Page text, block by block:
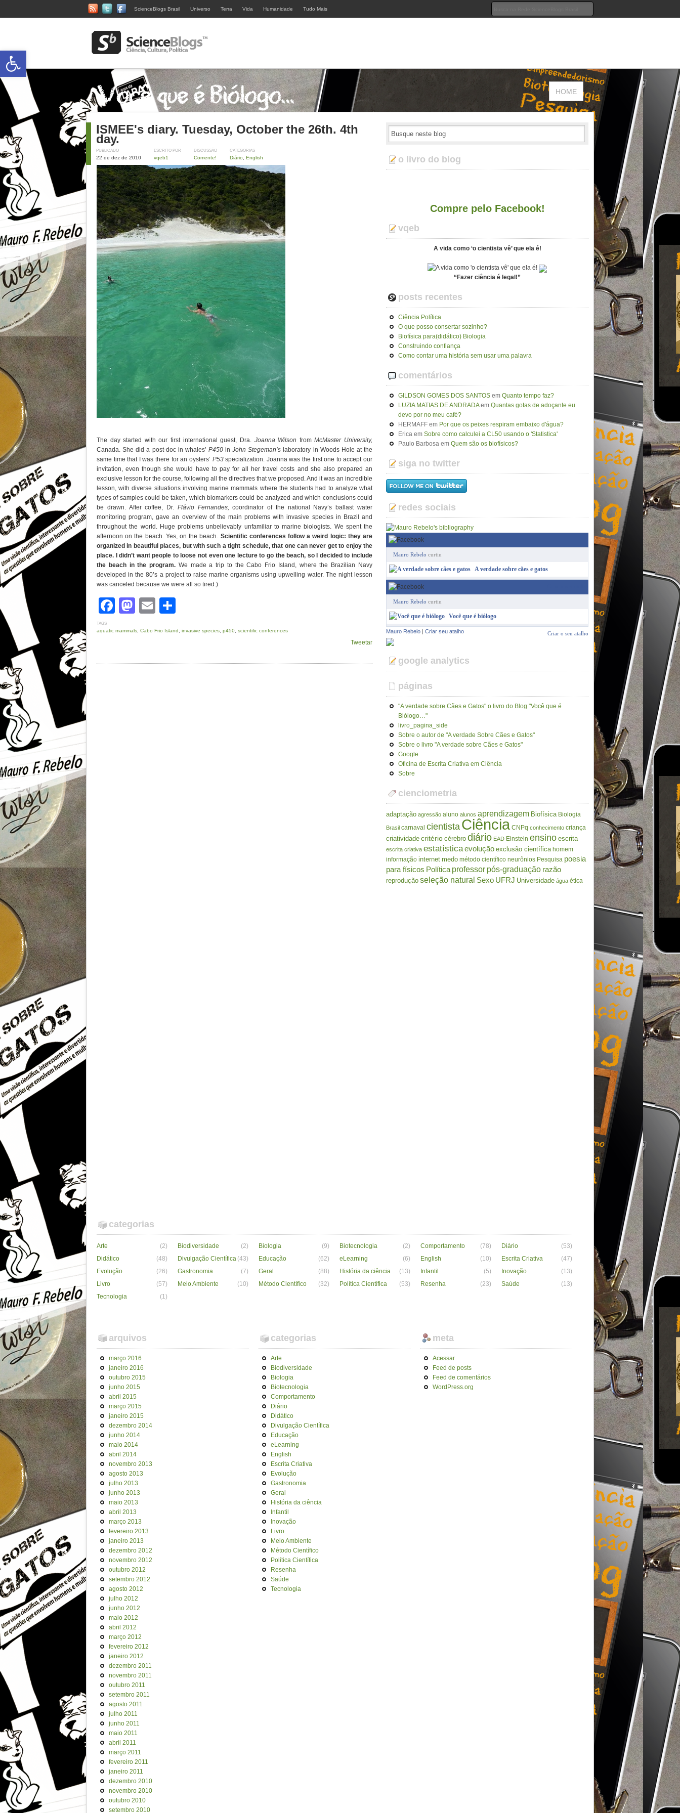
ScienceBlogs Brasil Universo Terra Vida Humanidade Tudo Mais
HOME
ISMEE's diary. Tuesday, October the 26th. 4th
day.
PUBLICADO
22 de dez de 2010
ESCRITO POR
vqeb1
DISCUSSÃO
Comente!
CATEGORIAS
Diário English
The day started with our first international guest, Dra. Joanna Wilson fromMcMaster University,
Canada. She did a post-doc in whales’ P450 inJohn Stegeman’s laboratory in Woods Hole at the
same time that I was there for an oysters’ P53specialization. Joanna was the first one to accept our
invitation, even though she would have to pay for all her travel costs and she also prepared an
exclusive lesson for the course, following all the directives that we proposed. And it was an incredible
lesson, with diverse situations involving marine mammals where the students had to analyze what
types of samples could be taken, which biomarkers could be analyzed and which conclusions could
be drawn. After coffee, Dr. Flávio Fernandes, coordinator of the national Navy’s ballast water
monitoring program, gave an overview of the main problems with invasive species in Brazil and
throughout the world. Huge problems unbelievably unfamiliar to marine biologists. We spent the
afternoon on the beach. Yes, on the beach. Scientific conferences follow a weird logic: they are
organized in beautiful places, but with such a tight schedule, that one can never get to enjoy the
place. I didn’t want people to loose not even one lecture to go the beach, so I decided to include
the beach in the program. We made a trip to the Cabo Frio Island, where the Brazilian Navy
developed in the 80’s a project to raise marine organisms using upwelling water. The night lesson
was canceled because we were all so tired.)
Facebook
Mastodon
Email
TAGS
aquatic mammals Cabo Frio Island invasive species p450 scientific conferences
Tweetar
o livro do blog
Compre pelo Facebook!
vqeb
A vida como ‘o cientista vê’ que ela é!
“Fazer ciência é legal!”
posts recentes
Ciência Política
O que posso consertar sozinho?
Biofísica para(didático) Biologia
Construindo confiança
Como contar uma história sem usar uma palavra
comentários
GILDSON GOMES DOS SANTOS em Quanto tempo faz?
LUZIA MATIAS DE ANDRADAem Quantas gotas de adoçante eu
devo por no meu café?
HERMAFF em Por que os peixes respiram embaixo d'água?
Erica em Sobre como calculei a CL50 usando o 'Statistica'
Paulo Barbosa em Quem são os biofísicos?
siga no twitter
redes sociais
Mauro Rebelo curtiu
A verdade sobre cães e gatos
Mauro Rebelo curtiu
Você que é biólogo
Criar o seu atalho
Mauro Rebelo | Criar seu atalho
google analytics
páginas
"A verdade sobre Cães e Gatos" o livro do Blog "Você que é
Biólogo…"
livro_pagina_side
Sobre o autor de "A verdade Sobre Cães e Gatos"
Sobre o livro "A verdade sobre Cães e Gatos"
Google
Oficina de Escrita Criativa em Ciência
Sobre
cienciometria
adaptação agressão aluno alunos aprendizagem Biofísica Biologia
Brasil carnaval cientista Ciência CNPq conhecimento criança
criatividade critério cérebro diário EAD Einstein ensino escrita
escrita criativa estatísticaevolução exclusão científica homem
informação internet medo método científico neurônios Pesquisa poesia
para físicos Política professor pós-graduação razão
reprodução seleção natural Sexo UFRJ Universidade água ética
categorias
Arte (2) Biodiversidade (2) Biologia (9) Biotecnologia (2) Comportamento (78) Diário
(53)
Didático
(48) Divulgação Científica (43) Educação (62) eLearning (6) English (10) Escrita Criativa
(47)
Evolução
(26) Gastronomia (7) Geral (88) História da ciência (13) Infantil (5) Inovação
(13)
Livro
(57) Meio Ambiente (10) Método Científico (32) Política Científica (53) Resenha (23) Saúde
(13)
Tecnologia
(1)
arquivos
março 2016
janeiro 2016
outubro 2015
junho 2015
abril 2015
março 2015
janeiro 2015
dezembro 2014
junho 2014
maio 2014
abril 2014
novembro 2013
agosto 2013
julho 2013
junho 2013
maio 2013
abril 2013
março 2013
fevereiro 2013
janeiro 2013
dezembro 2012
novembro 2012
outubro 2012
setembro 2012
agosto 2012
julho 2012
junho 2012
maio 2012
abril 2012
março 2012
fevereiro 2012
janeiro 2012
dezembro 2011
novembro 2011
outubro 2011
setembro 2011
agosto 2011
julho 2011
junho 2011
maio 2011
abril 2011
março 2011
fevereiro 2011
janeiro 2011
dezembro 2010
novembro 2010
outubro 2010
setembro 2010
categorias
Arte
Biodiversidade
Biologia
Biotecnologia
Comportamento
Diário
Didático
Divulgação Científica
Educação
eLearning
English
Escrita Criativa
Evolução
Gastronomia
Geral
História da ciência
Infantil
Inovação
Livro
Meio Ambiente
Método Científico
Política Científica
Resenha
Saúde
Tecnologia
meta
Acessar
Feed de posts
Feed de comentários
WordPress.org
Abrir a barra de ferramentas